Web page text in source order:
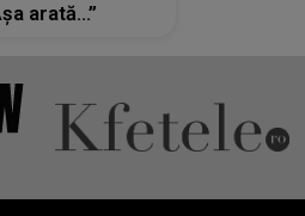
arată...”